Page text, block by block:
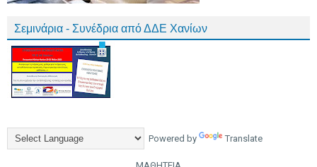
Σεμινάρια - Συνέδρια από ΔΔΕ Χανίων
Powered by Translate